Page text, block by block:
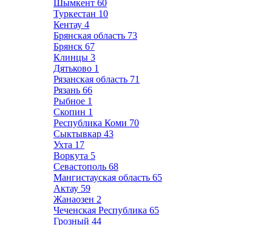
Шымкент 60
Туркестан 10
Кентау 4
Брянская область 73
Брянск 67
Клинцы 3
Дятьково 1
Рязанская область 71
Рязань 66
Рыбное 1
Скопин 1
Республика Коми 70
Сыктывкар 43
Ухта 17
Воркута 5
Севастополь 68
Мангистауская область 65
Актау 59
Жанаозен 2
Чеченская Республика 65
Грозный 44